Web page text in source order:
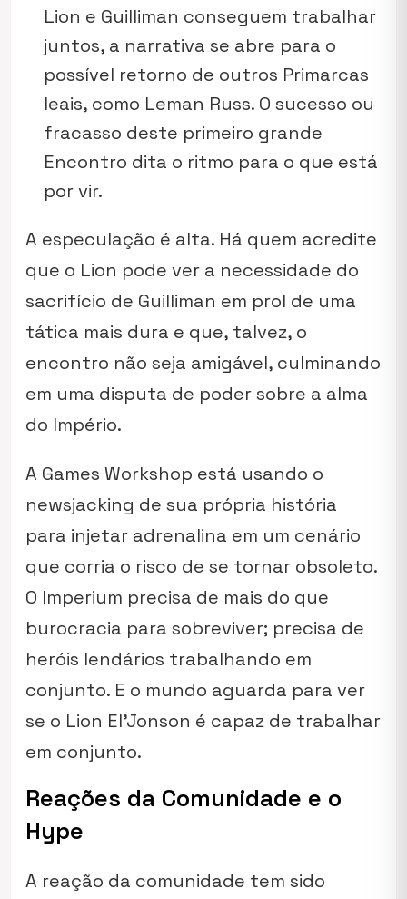
Lion e Guilliman conseguem trabalhar
juntos, a narrativa se abre para o
possível retorno de outros Primarcas
leais, como Leman Russ. O sucesso ou
fracasso deste primeiro grande
Encontro dita o ritmo para o que está
por vir.
A especulação é alta. Há quem acredite
que o Lion pode ver a necessidade do
sacrifício de Guilliman em prol de uma
tática mais dura e que, talvez, o
encontro não seja amigável, culminando
em uma disputa de poder sobre a alma
do Império.
A Games Workshop está usando o
newsjacking de sua própria história
para injetar adrenalina em um cenário
que corria o risco de se tornar obsoleto.
O Imperium precisa de mais do que
burocracia para sobreviver; precisa de
heróis lendários trabalhando em
conjunto. E o mundo aguarda para ver
se o Lion El’Jonson é capaz de trabalhar
em conjunto.
Reações da Comunidade e o
Hype
A reação da comunidade tem sido